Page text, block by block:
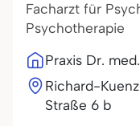
Facharzt für
Psychotherapie
Praxis Dr.
Richard-
Straße 6 b